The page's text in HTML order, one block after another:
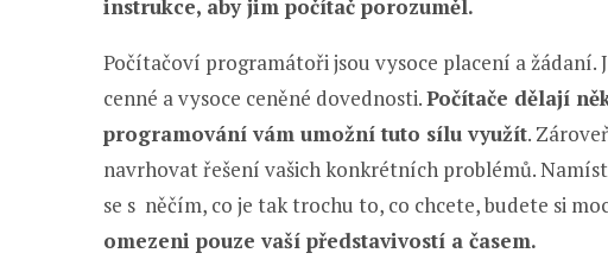
instrukce, aby jim počítač porozuměl.
Počítačoví programátoři jsou vysoce placení a
cenné a vysoce ceněné dovednosti.Počítače dělají
programování vám umožní tuto sílu využít.
navrhovat řešení vašich konkrétních problémů.
se s něčím, co je tak trochu to, co chcete, budete si
omezeni pouze vaší představivostí a časem.